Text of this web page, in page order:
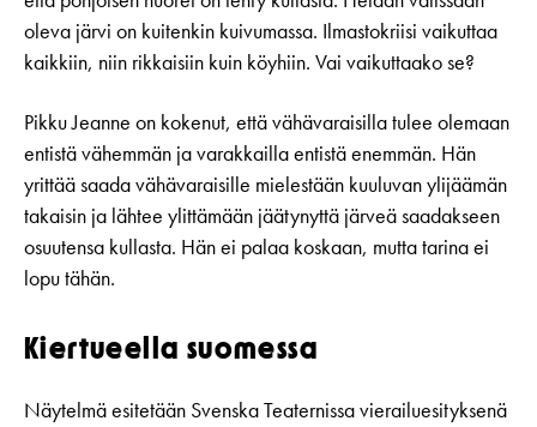
oleva järvi on kuitenkin kuivumassa. Ilmastokriisi vaikuttaa
kaikkiin, niin rikkaisiin kuin köyhiin. Vai vaikuttaako se?
Pikku Jeanne on kokenut, että vähävaraisilla tulee olemaan
entistä vähemmän ja varakkailla entistä enemmän. Hän
yrittää saada vähävaraisille mielestään kuuluvan ylijäämän
takaisin ja lähtee ylittämään jäätynyttä järveä saadakseen
osuutensa kullasta. Hän ei palaa koskaan, mutta tarina ei
lopu tähän.
Kiertueella suomessa
Näytelmä esitetään Svenska Teaternissa vierailuesityksenä